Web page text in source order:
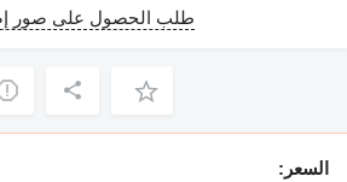
طلب الحصول على صور
السعر: